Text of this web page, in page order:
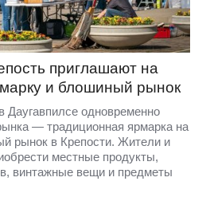
приглашают на
и блошиный рынок
Даугавпилсе одновременно
— традиционная ярмарка на
рынок в Крепости. Жители и
местные продукты,
винтажные вещи и предметы